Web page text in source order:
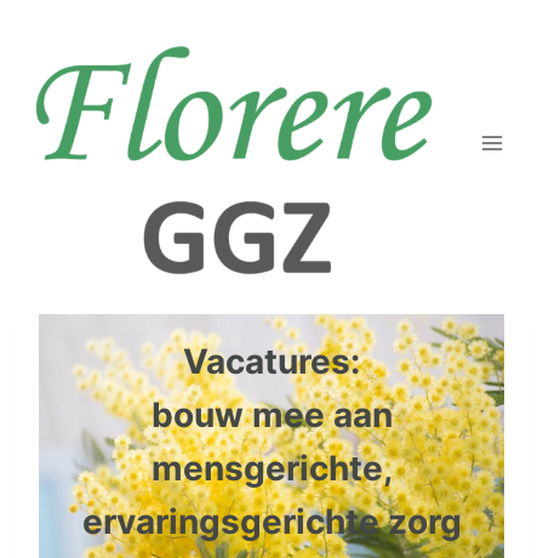
inhoud
Vacatures:
bouw mee aan
mensgerichte,
ervaringsgerichte zorg